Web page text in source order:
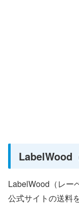
LabelWood
LabelWood（レー
公式サイトの送料